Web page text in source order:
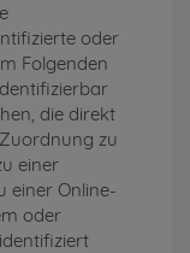
oder
Folgenden
die direkt
zu
einer
einer Online-
oder